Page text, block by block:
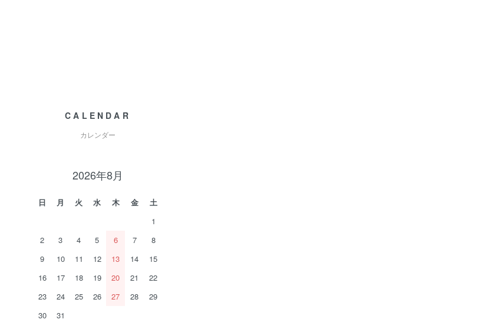
CALENDAR
カレンダー
2026年8月
日 月 火 水 木 金
土
1
2
3 4 5 6 7
8
9
10 11 12 13 14
15
16
17 18 19 20 21
22
23
24 25 26 27 28
29
30
31